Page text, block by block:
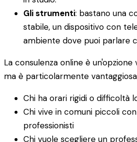
Gli strumenti: bastano una
stabile, un dispositivo con
ambiente dove puoi parlare
La consulenza online è un'opzione
ma è particolarmente
Chi ha orari rigidi o difficoltà
Chi vive in comuni piccoli
professionisti
Chi vuole scegliere un